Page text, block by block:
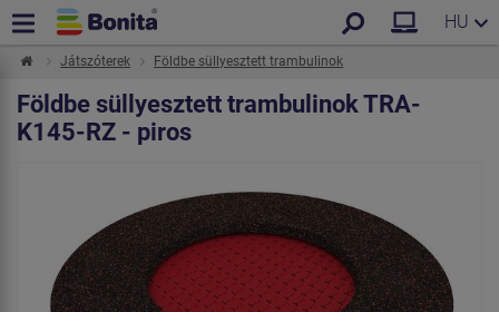
HU
Játszóterek Földbe süllyesztett trambulinok
Földbe süllyesztett trambulinok TRA-
K145-RZ - piros